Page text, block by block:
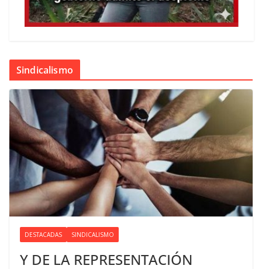
Sindicalismo
DESTACADAS SINDICALISMO
Y DE LA REPRESENTACIÓN